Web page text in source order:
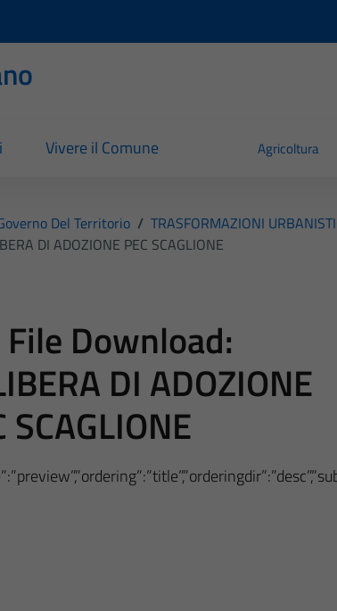
Vivere il Comune Agricoltura
Del Territorio / TRASFORMAZIONI
DI ADOZIONE PEC SCAGLIONE
Download:
DI ADOZIONE
SCAGLIONE